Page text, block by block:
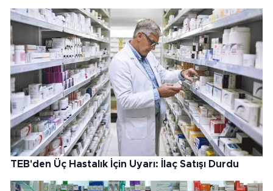
TEB'den Üç Hastalık İçin Uyarı: İlaç Satışı Durdu